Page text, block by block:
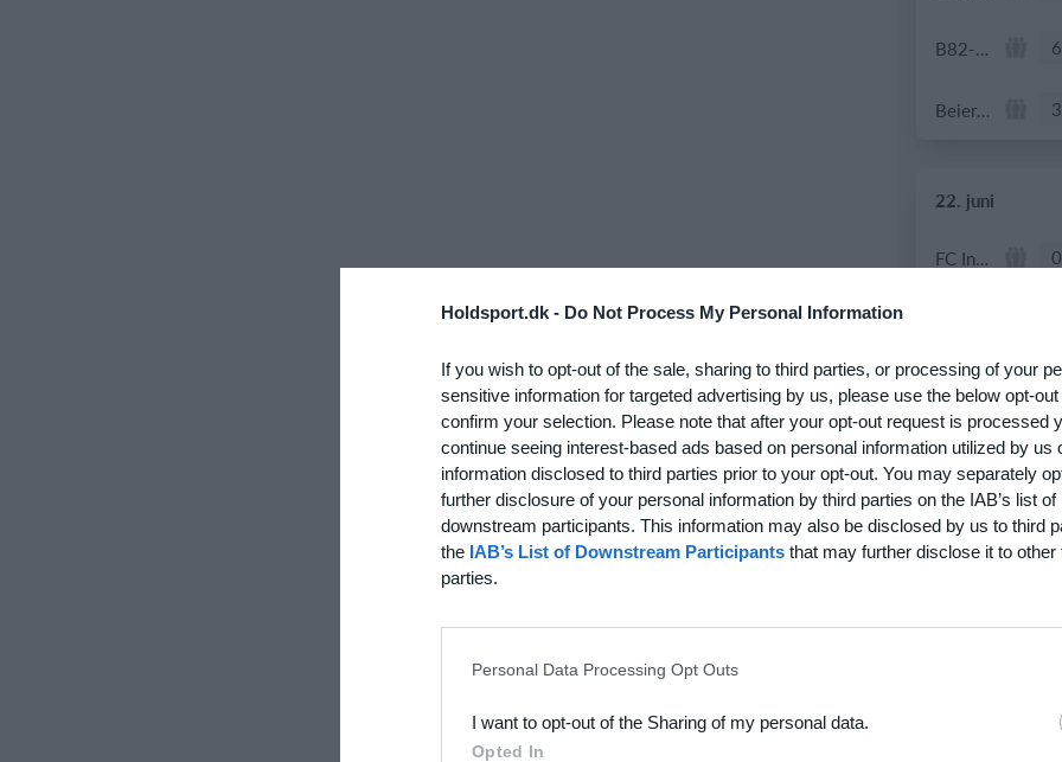
Holdsport.dk - Do Not Process My Personal Information
If you wish to opt-out of the sale, sharing to third parties, or processing of your
sensitive information for targeted advertising by us, please use the below opt-
confirm your selection. Please note that after your opt-out request is processed
continue seeing interest-based ads based on personal information utilized by us
information disclosed to third parties prior to your opt-out. You may separately
further disclosure of your personal information by third parties on the IAB’s list of
downstream participants. This information may also be disclosed by us to third
the IAB’s List of Downstream Participants that may further disclose it to other
parties.
Personal Data Processing Opt Outs
I want to opt-out of the Sharing of my personal data.
Opted In
B82-Fodbold-Fitness-U50 6
Beierholm - Fodbold 3
22. juni
FC Internationale (Superveteran) 0
Brede IF - Det grå guld 3
Hyrderne FC 3
21. juni
4